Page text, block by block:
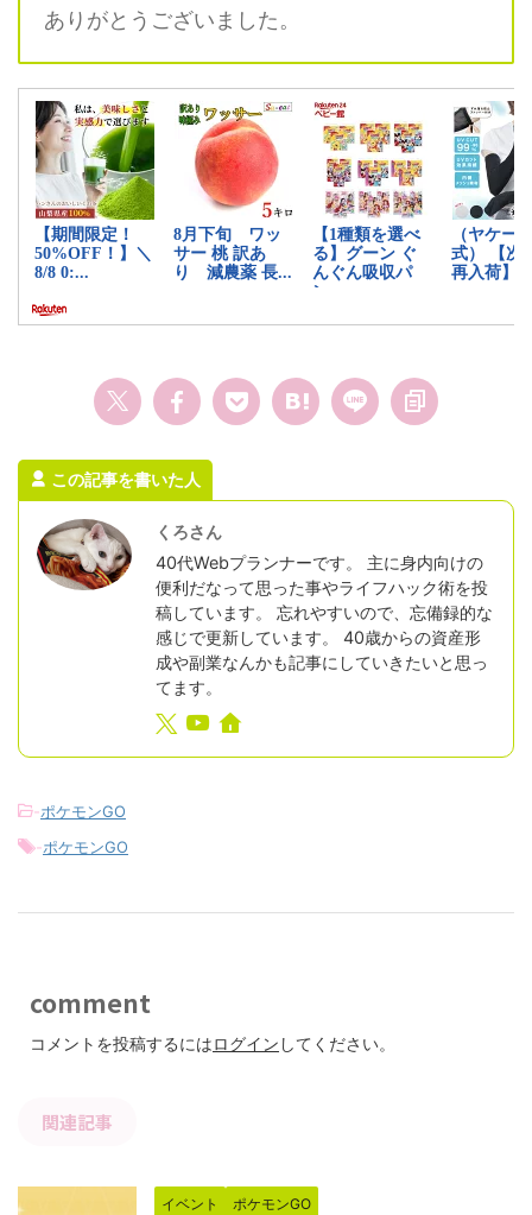
ありがとうございました。
この記事を書いた人
くろさん
40代Webプランナーです。 主に身内向けの
便利だなって思った事やライフハック術を投
稿しています。 忘れやすいので、忘備録的な
感じで更新しています。 40歳からの資産形
成や副業なんかも記事にしていきたいと思っ
てます。
-ポケモンGO
-ポケモンGO
comment
コメントを投稿するにはログイン してください。
関連記事
イベント ポケモンGO